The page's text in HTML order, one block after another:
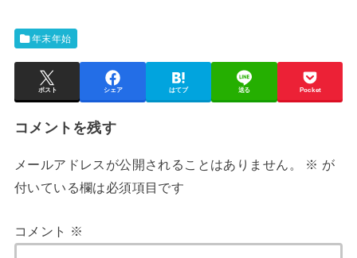
年末年始
ポスト シェア はてブ 送る Pocket
コメントを残す
メールアドレスが公開されることはありません。 ※ が
付いている欄は必須項目です
コメント ※